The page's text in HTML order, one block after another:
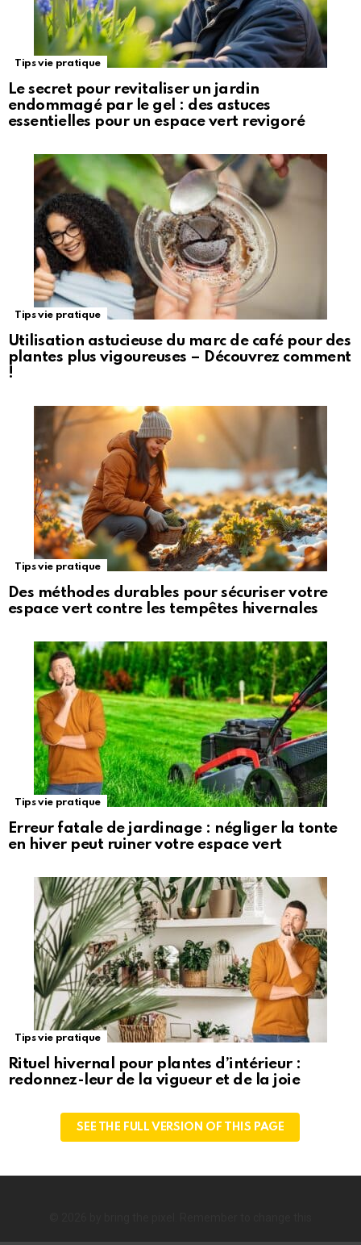
Tips vie pratique
Le secret pour revitaliser un jardin
endommagé par le gel : des astuces
essentielles pour un espace vert revigoré
Tips vie pratique
Utilisation astucieuse du marc de café pour des
plantes plus vigoureuses – Découvrez comment
!
Tips vie pratique
Des méthodes durables pour sécuriser votre
espace vert contre les tempêtes hivernales
Tips vie pratique
Erreur fatale de jardinage : négliger la tonte
en hiver peut ruiner votre espace vert
Tips vie pratique
Rituel hivernal pour plantes d’intérieur :
redonnez-leur de la vigueur et de la joie
SEE THE FULL VERSION OF THIS PAGE